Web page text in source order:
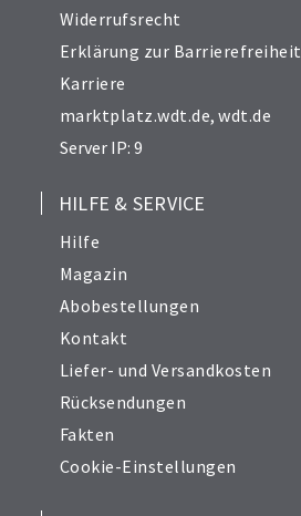
Widerrufsrecht
Erklärung zur Barrierefreiheit
Karriere
marktplatz.wdt.de,wdt.de
Server IP: 9
HILFE & SERVICE
Hilfe
Magazin
Abobestellungen
Kontakt
Liefer- und Versandkosten
Rücksendungen
Fakten
Cookie-Einstellungen